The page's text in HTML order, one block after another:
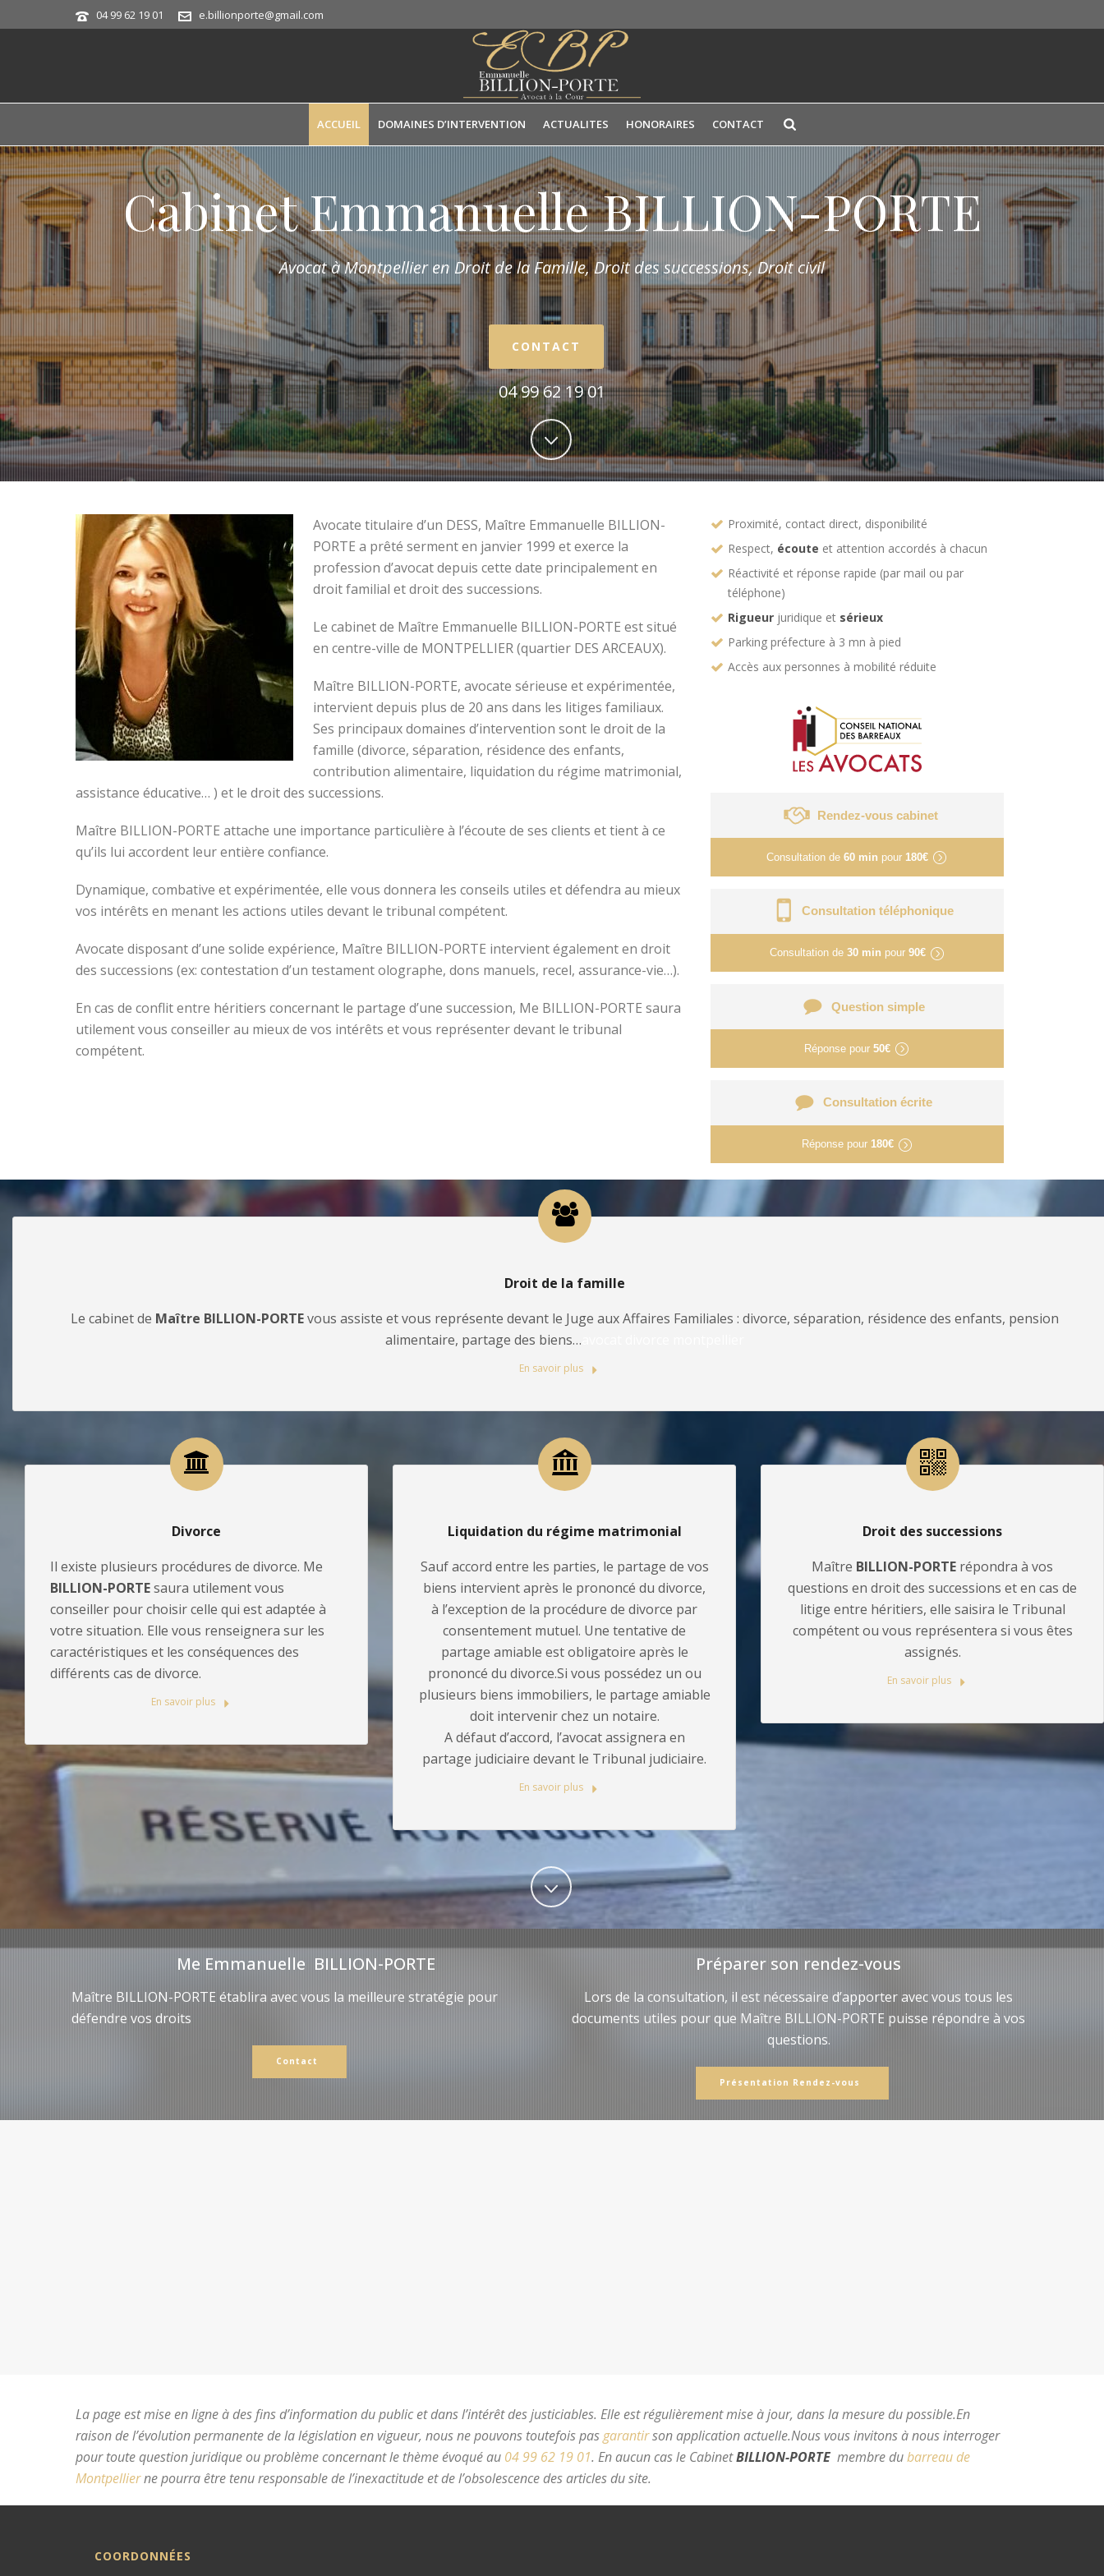
04 99 62 19 01 e.billionporte@gmail.com
ACCUEIL DOMAINES D’INTERVENTION ACTUALITES HONORAIRES CONTACT
Cabinet Emmanuelle BILLION-PORTE
Avocat à Montpellier en Droit de la Famille,Droit des successions, Droit civil
CONTACT
04 99 62 19 01
Avocate titulaire d’un DESS, Maître Emmanuelle BILLION-
PORTE a prêté serment en janvier 1999 et exerce la
profession d’avocat depuis cette date principalement en
droit familial et droit des successions.
Le cabinet de Maître Emmanuelle BILLION-PORTE est situé
en centre-ville de MONTPELLIER (quartier DES ARCEAUX).
Maître BILLION-PORTE, avocate sérieuse et expérimentée,
intervient depuis plus de 20 ans dans les litiges familiaux.
Ses principaux domaines d’intervention sont le droit de la
famille (divorce, séparation, résidence des enfants,
contribution alimentaire, liquidation du régime matrimonial,
assistance éducative… ) et le droit des successions.
Maître BILLION-PORTE attache une importance particulière à l’écoute de ses clients et tient à ce
qu’ils lui accordent leur entière confiance.
Dynamique, combative et expérimentée, elle vous donnera les conseils utiles et défendra au mieux
vos intérêts en menant les actions utiles devant le tribunal compétent.
Avocate disposant d’une solide expérience, Maître BILLION-PORTE intervient également en droit
des successions (ex: contestation d’un testament olographe, dons manuels, recel, assurance-vie…).
En cas de conflit entre héritiers concernant le partage d’une succession, Me BILLION-PORTE saura
utilement vous conseiller au mieux de vos intérêts et vous représenter devant le tribunal
compétent.
Proximité, contact direct, disponibilité
Respect, écoute et attention accordés à chacun
Réactivité et réponse rapide (par mail ou par
téléphone)
Rigueur juridique et sérieux
Parking préfecture à 3 mn à pied
Accès aux personnes à mobilité réduite
Rendez-vous cabinet
Consultation de60 min pour 180€
Consultation téléphonique
Consultation de 30 min pour 90€
Question simple
Réponse pour50€
Consultation écrite
Réponse pour 180€
Droit de la famille
Le cabinet de Maître BILLION-PORTEvous assiste et vous représente devant le Juge aux Affaires Familiales : divorce, séparation, résidence des enfants, pension
alimentaire, partage des biens…
En savoir plus
Divorce
Il existe plusieurs procédures de divorce. Me
BILLION-PORTEsaura utilement vous
conseiller pour choisir celle qui est adaptée à
votre situation. Elle vous renseignera sur les
caractéristiques et les conséquences des
différents cas de divorce.
En savoir plus
Liquidation du régime matrimonial
Sauf accord entre les parties, le partage de vos
biens intervient après le prononcé du divorce,
à l’exception de la procédure de divorce par
consentement mutuel. Une tentative de
partage amiable est obligatoire après le
prononcé du divorce.Si vous possédez un ou
plusieurs biens immobiliers, le partage amiable
doit intervenir chez un notaire.
A défaut d’accord, l’avocat assignera en
partage judiciaire devant le Tribunal judiciaire.
En savoir plus
Droit des successions
Maître BILLION-PORTE répondra à vos
questions en droit des successions et en cas de
litige entre héritiers, elle saisira le Tribunal
compétent ou vous représentera si vous êtes
assignés.
En savoir plus
Me Emmanuelle BILLION-PORTE
Maître BILLION-PORTE établira avec vous la meilleure stratégie pour
défendre vos droits
Contact
Préparer son rendez-vous
Lors de la consultation, il est nécessaire d’apporter avec vous tous les
documents utiles pour que Maître BILLION-PORTE puisse répondre à vos
questions.
Présentation Rendez-vous
La page est mise en ligne à des fins d’information du public et dans l’intérêt des justiciables. Elle est régulièrement mise à jour, dans la mesure du possible.En
raison de l’évolution permanente de la législation en vigueur, nous ne pouvons toutefois pasgarantirson application actuelle.Nous vous invitons à nous interroger
pour toute question juridique ou problème concernant le thème évoqué au 04 99 62 19 01. En aucun cas le CabinetBILLION-PORTE membre dubarreau de
Montpellierne pourra être tenu responsable de l’inexactitude et de l’obsolescence des articles du site.
COORDONNÉES